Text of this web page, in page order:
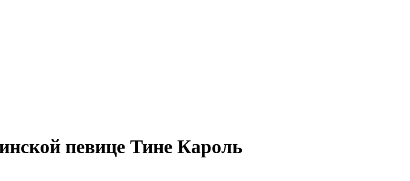
певице Тине Кароль